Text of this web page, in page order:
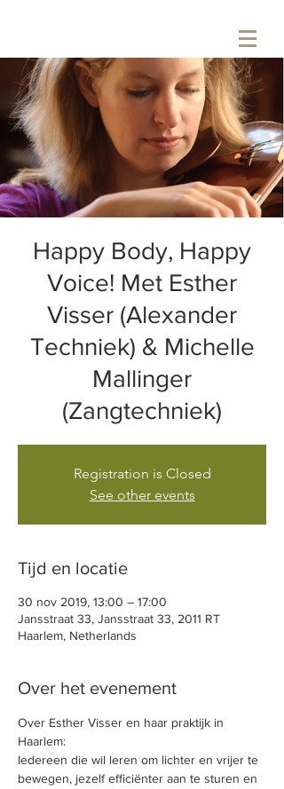
Happy Body, Happy
Voice! Met Esther
Visser (Alexander
Techniek) & Michelle
Mallinger
(Zangtechniek)
Registration is Closed
See other events
Tijd en locatie
30 nov 2019, 13:00 – 17:00
Jansstraat 33, Jansstraat 33, 2011 RT
Haarlem, Netherlands
Over het evenement
Over Esther Visser en haar praktijk in
Haarlem:
Iedereen die wil leren om lichter en vrijer te
bewegen, jezelf efficiënter aan te sturen en